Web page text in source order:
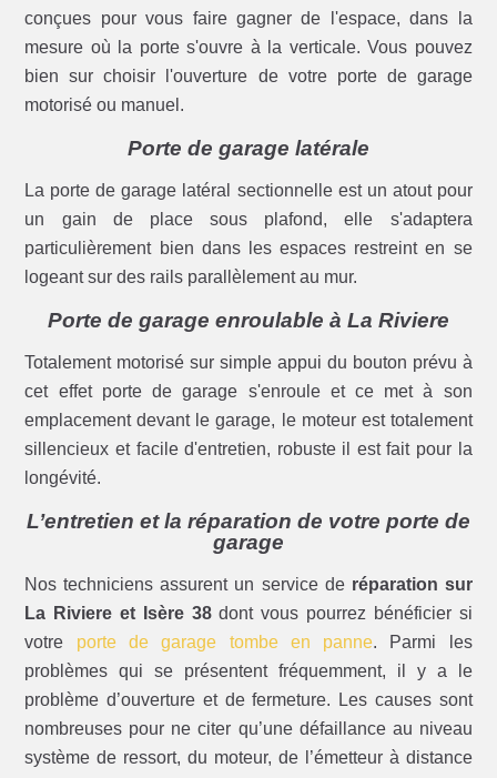
conçues pour vous faire gagner de l'espace, dans la
mesure où la porte s'ouvre à la verticale. Vous pouvez
bien sur choisir l'ouverture de votre porte de garage
motorisé ou manuel.
Porte de garage latérale
La porte de garage latéral sectionnelle est un atout pour
un gain de place sous plafond, elle s'adaptera
particulièrement bien dans les espaces restreint en se
logeant sur des rails parallèlement au mur.
Porte de garage enroulable à La Riviere
Totalement motorisé sur simple appui du bouton prévu à
cet effet porte de garage s'enroule et ce met à son
emplacement devant le garage, le moteur est totalement
sillencieux et facile d'entretien, robuste il est fait pour la
longévité.
L’entretien et la réparation de votre porte de
garage
Nos techniciens assurent un service de réparation sur
La Riviere et Isère 38dont vous pourrez bénéficier si
votre porte de garage tombe en panne. Parmi les
problèmes qui se présentent fréquemment, il y a le
problème d’ouverture et de fermeture. Les causes sont
nombreuses pour ne citer qu’une défaillance au niveau
système de ressort, du moteur, de l’émetteur à distance